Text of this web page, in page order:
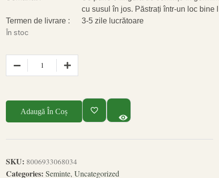
cu susul în jos. Păstrați într-un loc
Termen de livrare :
3-5 zile lucrătoare
În stoc
Adaugă În Coș
SKU: 8006933068034
Categories: Seminte, Uncategorized